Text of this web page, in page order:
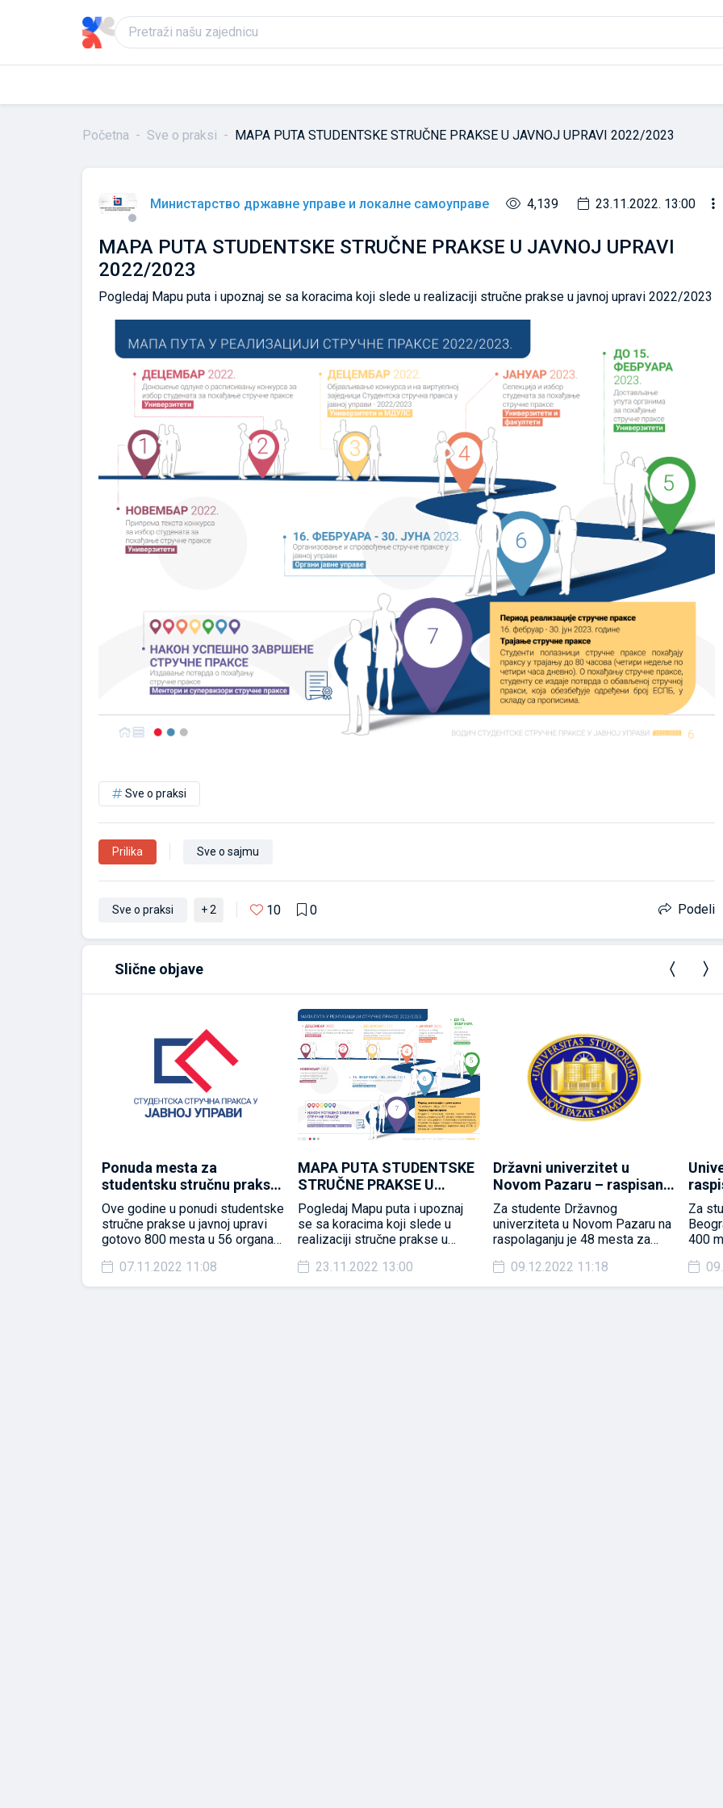
Početna Sve o praksi MAPA PUTA STUDENTSKE STRUČNE PRAKSE U JAVNOJ UPRAVI 2022/2023
Министарство државне управе и локалне самоуправе 4,139 23.11.2022. 13:00
MAPA PUTA STUDENTSKE STRUČNE PRAKSE U JAVNOJ UPRAVI
2022/2023
Pogledaj Mapu puta i upoznaj se sa koracima koji slede u realizaciji stručne prakse u javnoj upravi 2022/2023
Sve o praksi
Prilika Sve o sajmu
Sve o praksi + 2 10 0 Podeli
Slične objave
Ponuda mesta za
studentsku stručnu praksu
u organima javne uprave
Ove godine u ponudi studentske
stručne prakse u javnoj upravi
gotovo 800 mesta u 56 organa
07.11.2022 11:08
MAPA PUTA STUDENTSKE
STRUČNE PRAKSE U
JAVNOJ UPRAVI
2022/2023
Pogledaj Mapu puta i upoznaj
se sa koracima koji slede u
realizaciji stručne prakse u
23.11.2022 13:00
Državni univerzitet u
Novom Pazaru – raspisan
konkurs za studentsku
stručnu praksu u javnoj
upravi
Za studente Državnog
univerziteta u Novom Pazaru na
raspolaganju je 48 mesta za
uprave. Rok za prijavu 15. januar
2023.
09.12.2022 11:18
u
Za
400
41